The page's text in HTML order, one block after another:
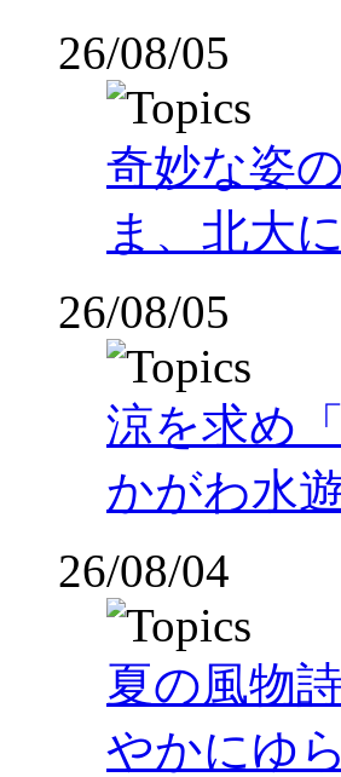
26/08/05
奇妙な姿
ま、北大
26/08/05
涼を求め
かがわ水
26/08/04
夏の風物
やかにゆ